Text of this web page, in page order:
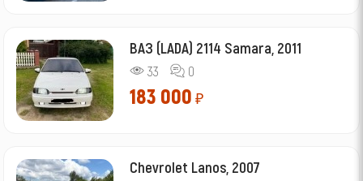
ВАЗ (LADA) 2114 Samara, 2011
33 0
183 000 ₽
Chevrolet Lanos, 2007